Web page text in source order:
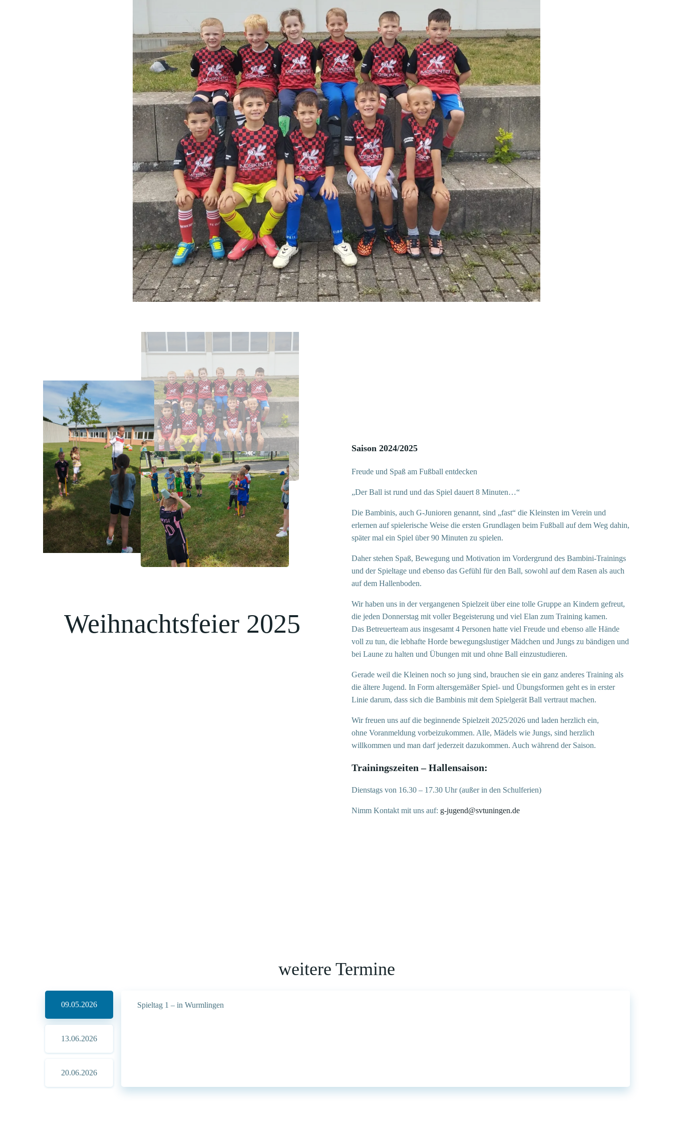
Weihnachtsfeier 2025
Saison 2024/2025
Freude und Spaß am Fußball entdecken
„Der Ball ist rund und das Spiel dauert 8 Minuten…“
Die Bambinis, auch G-Junioren genannt, sind „fast“ die Kleinsten im Verein und
erlernen auf spielerische Weise die ersten Grundlagen beim Fußball auf dem Weg dahin,
später mal ein Spiel über 90 Minuten zu spielen.
Daher stehen Spaß, Bewegung und Motivation im Vordergrund des Bambini-Trainings
und der Spieltage und ebenso das Gefühl für den Ball, sowohl auf dem Rasen als auch
auf dem Hallenboden.
Wir haben uns in der vergangenen Spielzeit über eine tolle Gruppe an Kindern gefreut,
die jeden Donnerstag mit voller Begeisterung und viel Elan zum Training kamen.
Das Betreuerteam aus insgesamt 4 Personen hatte viel Freude und ebenso alle Hände
voll zu tun, die lebhafte Horde bewegungslustiger Mädchen und Jungs zu bändigen und
bei Laune zu halten und Übungen mit und ohne Ball einzustudieren.
Gerade weil die Kleinen noch so jung sind, brauchen sie ein ganz anderes Training als
die ältere Jugend. In Form altersgemäßer Spiel- und Übungsformen geht es in erster
Linie darum, dass sich die Bambinis mit dem Spielgerät Ball vertraut machen.
Wir freuen uns auf die beginnende Spielzeit 2025/2026 und laden herzlich ein,
ohne Voranmeldung vorbeizukommen. Alle, Mädels wie Jungs, sind herzlich
willkommen und man darf jederzeit dazukommen. Auch während der Saison.
Trainingszeiten – Hallensaison:
Dienstags von 16.30 – 17.30 Uhr (außer in den Schulferien)
Nimm Kontakt mit uns auf: g-jugend@svtuningen.de
weitere Termine
09.05.2026
13.06.2026
20.06.2026
Spieltag 1 – in Wurmlingen